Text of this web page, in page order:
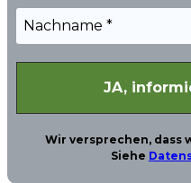
Wir versprechen, dass
Siehe